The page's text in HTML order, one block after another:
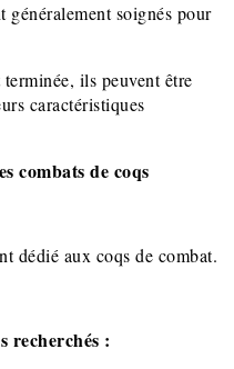
généralement soignés pour
ils peuvent être
caractéristiques
combats de coqs
dédié aux coqs de combat.
recherchés :